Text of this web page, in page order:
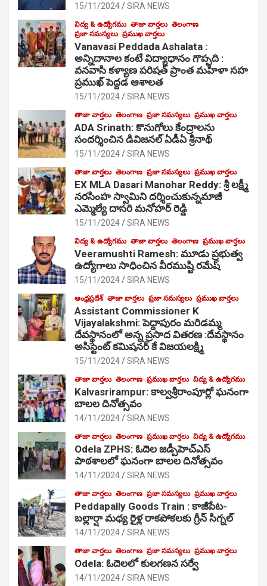
15/11/2024 SIRA NEWS
విద్య & ఉద్యోగము తాజా వార్తలు తెలంగాణ
ప్రజా సమస్యలు ప్రముఖ వార్తలు
Vanavasi Peddada Ashalata :
అన్నిదానాల కంటే విద్యాధానం గొప్పది :
వనవాసి కళ్యాణ పరిషత్ ప్రాంత మహిళా సహ
ప్రముఖ్ పెద్దడ ఆశాలత
15/11/2024 SIRA NEWS
తాజా వార్తలు తెలంగాణ ప్రజా సమస్యలు ప్రముఖ వార్తలు
ADA Srinath: కొనుగోలు కేంద్రాల‌ను
సంద‌ర్శించిన డివిజనల్ ఏడీఏ శ్రీనాథ్
15/11/2024 SIRA NEWS
తాజా వార్తలు తెలంగాణ ప్రజా సమస్యలు ప్రముఖ వార్తలు
EX MLA Dasari Manohar Reddy: శ్రీ లక్ష్మీ
నరసింహ స్వామిని దర్శించుకున్నమాజీ
ఎమ్మెల్యే దాసరి మనోహర్ రెడ్డి
15/11/2024 SIRA NEWS
విద్య & ఉద్యోగము తాజా వార్తలు తెలంగాణ ప్రముఖ వార్తలు
Veeramushti Ramesh: మూడు ప్రభుత్వ
ఉద్యోగాలు సాధించిన వీరముష్టి రమేష్
15/11/2024 SIRA NEWS
ఆంధ్రప్రదేశ్ తాజా వార్తలు ప్రజా సమస్యలు ప్రముఖ వార్తలు
Assistant Commissioner K
Vijayalakshmi: పెద్దాపురం మరిడమ్మ
దేవస్థానంలో అన్న ప్రసాద వితరణ :దేవస్థానం
అసిస్టెంట్ కమిషనర్ కే విజయలక్ష్మి
15/11/2024 SIRA NEWS
తాజా వార్తలు తెలంగాణ ప్రముఖ వార్తలు విద్య & ఉద్యోగము
Kalvasrirampur: కాల్వశ్రీరాంపూర్లో ఘనంగా
బాలల దినోత్సవం
14/11/2024 SIRA NEWS
తాజా వార్తలు తెలంగాణ ప్రముఖ వార్తలు విద్య & ఉద్యోగము
Odela ZPHS: ఓదెల జ‌డ్పీహెచ్ఎస్
పాఠ‌శాల‌లో ఘనంగా బాలల దినోత్సవం
14/11/2024 SIRA NEWS
తాజా వార్తలు తెలంగాణ ప్రజా సమస్యలు ప్రముఖ వార్తలు
Peddapally Goods Train : కాజీపేట-
బల్లార్షా మధ్య రైళ్ల రాకపోకలకు గ్రీన్ సిగ్నల్
14/11/2024 SIRA NEWS
తాజా వార్తలు తెలంగాణ ప్రజా సమస్యలు ప్రముఖ వార్తలు
Odela: ఓదెలలో కులగణన సర్వే
14/11/2024 SIRA NEWS